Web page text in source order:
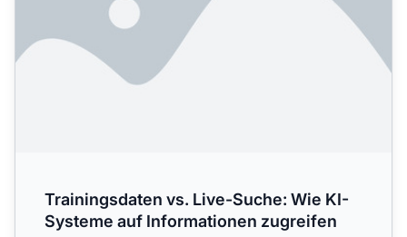
Trainingsdaten vs. Live-Suche: Wie KI-
Systeme auf Informationen zugreifen